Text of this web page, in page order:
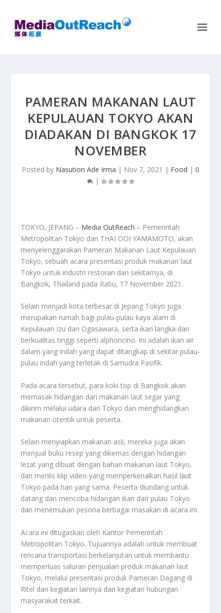
PAMERAN MAKANAN LAUT
KEPULAUAN TOKYO AKAN
DIADAKAN DI BANGKOK 17
NOVEMBER
Posted by Nasution Ade Irma | Nov 7, 2021 | Food | 0
|
TOKYO, JEPANG – Media OutReach – Pemerintah
Metropolitan Tokyo dan THAI OOI YAMAMOTO, akan
menyelenggarakan Pameran Makanan Laut Kepulauan
Tokyo, sebuah acara presentasi produk makanan laut
Tokyo untuk industri restoran dan sekitarnya, di
Bangkok, Thailand pada Rabu, 17 November 2021.
Selain menjadi kota terbesar di Jepang Tokyo juga
merupakan rumah bagi pulau-pulau kaya alam di
Kepulauan Izu dan Ogasawara, serta ikan langka dan
berkualitas tinggi seperti alphoncino. Ini adalah ikan air
dalam yang indah yang dapat ditangkap di sekitar pulau-
pulau indah yang terletak di Samudra Pasifik.
Pada acara tersebut, para koki top di Bangkok akan
memasak hidangan dari makanan laut segar yang
dikirim melalui udara dari Tokyo dan menghidangkan
makanan otentik untuk peserta.
Selain menyiapkan makanan asli, mereka juga akan
menjual buku resep yang dikemas dengan hidangan
lezat yang dibuat dengan bahan makanan laut Tokyo,
dan merilis klip video yang memperkenalkan hasil laut
Tokyo pada hari yang sama. Peserta diundang untuk
datang dan mencoba hidangan ikan dari pulau Tokyo
dan menemukan pesona berbagai masakan di acara ini.
Acara ini ditugaskan oleh Kantor Pemerintah
Metropolitan Tokyo. Tujuannya adalah untuk membuat
rencana transportasi berkelanjutan untuk membantu
memperluas saluran penjualan produk makanan laut
Tokyo, melalui presentasi produk Pameran Dagang di
Ritel dan kegiatan lainnya dan kegiatan hubungan
masyarakat terkait.